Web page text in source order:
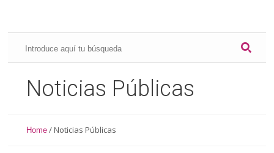
Noticias Públicas
Home /Noticias Públicas